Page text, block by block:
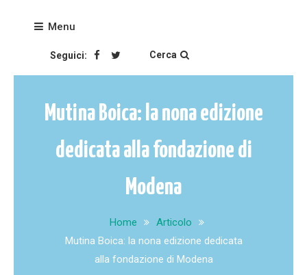
Menu
Seguici: Cerca
Mutina Boica: la nona edizione
dedicata alla fondazione di
Modena
Home
Articolo
Mutina Boica: la nona edizione dedicata
alla fondazione di Modena